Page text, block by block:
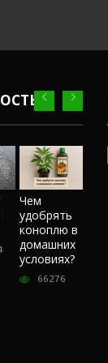
Чем
удобрять
коноплю в
домашних
условиях?
66276